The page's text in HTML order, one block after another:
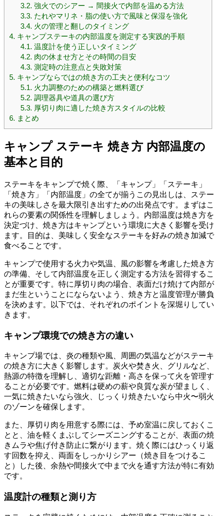
3.2. 強火でのシアー → 間接火で内部を温める方法
3.3. たれやマリネ・脂の使い方で風味と保湿を強化
3.4. 火の管理と翻しのタイミング
4. キャンプステーキの内部温度を測定する実践的手順
4.1. 温度計を使う正しいタイミング
4.2. 肉の休ませ方とその時間の目安
4.3. 測定時の注意点と失敗対策
5. キャンプならではの焼き方の工夫と便利なコツ
5.1. 火力調整のための構築と燃料選び
5.2. 調理器具や道具の選び方
5.3. 厚切り肉に適した焼き方スタイルの比較
6. まとめ
キャンプ ステーキ 焼き方 内部温度の
基本と目的
ステーキをキャンプで焼く際、「キャンプ」「ステーキ」
「焼き方」「内部温度」の全てが揃うこの見出しは、ステー
キの美味しさを最大限引き出すための出発点です。まずはこ
れらの要素の関係性を理解しましょう。内部温度は焼き方を
決定づけ、焼き方はキャンプという環境に大きく影響を受け
ます。目的は、美味しく安全なステーキを好みの焼き加減で
食べることです。
キャンプで使用する火力や気温、風の影響を考慮した焼き方
の準備、そして内部温度を正しく測定する方法を習得するこ
とが重要です。特に厚切り肉の場合、表面だけ焼けて内部が
まだ生ということにならないよう、焼き方と温度管理が勝負
を決めます。以下では、それぞれのポイントを深堀りしてい
きます。
キャンプ環境での焼き方の違い
キャンプ場では、炎の種類や風、周囲の気温などがステーキ
の焼き方に大きく影響します。炭火や焚き火、グリルなど、
熱源の特徴を理解し、適切な距離・高さを保って火を管理す
ることが必要です。燃料は硬めの薪や良質な炭が望ましく、
一気に焼きたいなら強火、じっくり焼きたいなら中火〜弱火
のゾーンを確保します。
また、厚切り肉を用意する際には、予め室温に戻しておくこ
とと、油を軽くまぶしてシーズニングすることが、表面の焼
きムラや焦げ付き防止に繋がります。焼く際にはひっくり返
す回数を抑え、両面をしっかりシアー（焼き目をつけるこ
と）した後、余熱や間接火で中まで火を通す方法が特に有効
です。
温度計の種類と測り方